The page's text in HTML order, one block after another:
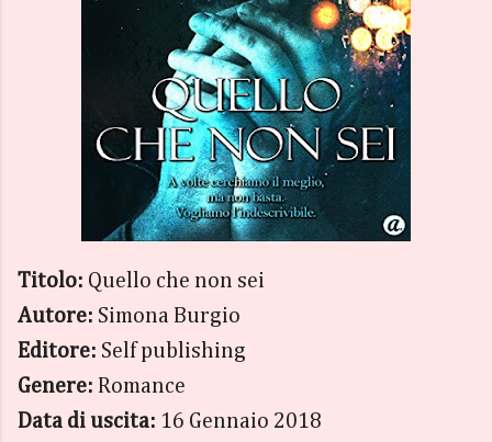
Titolo: Quello che non sei
Autore: Simona Burgio
Editore: Self publishing
Genere: Romance
Data di uscita: 16 Gennaio 2018